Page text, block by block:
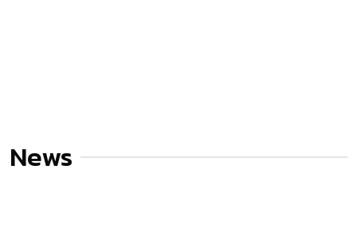
News